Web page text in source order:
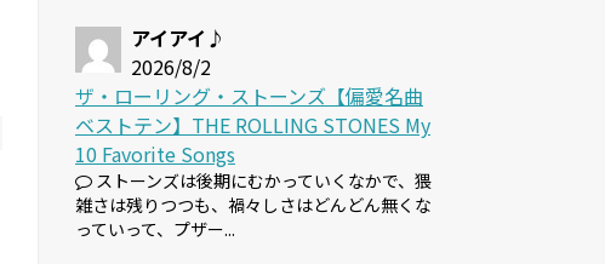
アイアイ♪
2026/8/2
ザ・ローリング・ストーンズ【偏愛名曲
ベストテン】THE ROLLING STONES My
10 Favorite Songs
ストーンズは後期にむかっていくなかで、猥
雑さは残りつつも、禍々しさはどんどん無くな
っていって、プザー...